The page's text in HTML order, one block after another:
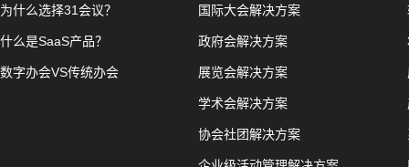
为什么选择31会议？
什么是SaaS产品？
数字办会VS传统办会
国际大会解决方案
政府会解决方案
展览会解决方案
学术会解决方案
协会社团解决方案